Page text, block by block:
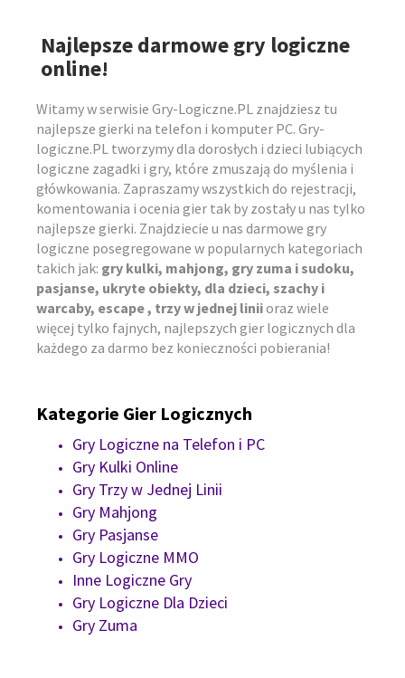
Najlepsze darmowe gry logiczne
online!
Witamy w serwisie Gry-Logiczne.PL znajdziesz tu
najlepsze gierki na telefon i komputer PC. Gry-
logiczne.PL tworzymy dla dorosłych i dzieci lubiących
logiczne zagadki i gry, które zmuszają do myślenia i
główkowania. Zapraszamy wszystkich do rejestracji,
komentowania i ocenia gier tak by zostały u nas tylko
najlepsze gierki. Znajdziecie u nas darmowe gry
logiczne posegregowane w popularnych kategoriach
takich jak: gry kulki, mahjong, gry zuma i sudoku,
pasjanse, ukryte obiekty, dla dzieci, szachy i
warcaby, escape , trzy w jednej liniioraz wiele
więcej tylko fajnych, najlepszych gier logicznych dla
każdego za darmo bez konieczności pobierania!
Kategorie Gier Logicznych
Gry Logiczne na Telefon i PC
Gry Kulki Online
Gry Trzy w Jednej Linii
Gry Mahjong
Gry Pasjanse
Gry Logiczne MMO
Inne Logiczne Gry
Gry Logiczne Dla Dzieci
Gry Zuma